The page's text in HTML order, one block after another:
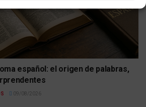
español: el origen de palabras,
09/08/2026